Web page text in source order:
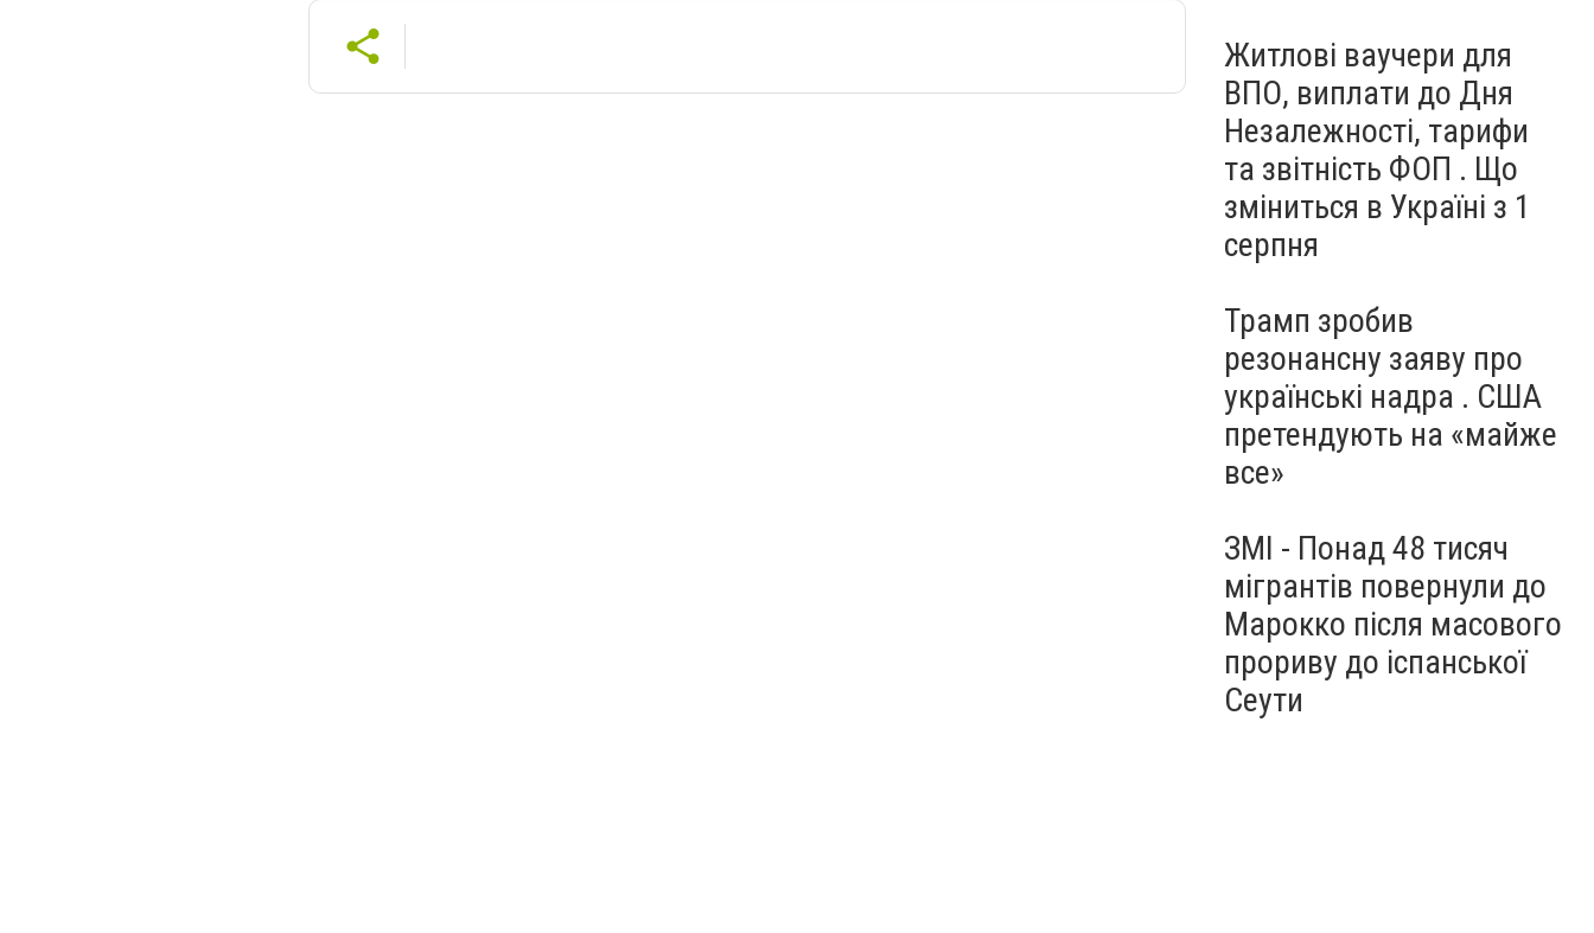
Житлові ваучери для
ВПО, виплати до Дня
Незалежності, тарифи
та звітність ФОП . Що
зміниться в Україні з 1
серпня
Трамп зробив
резонансну заяву про
українські надра . США
претендують на «майже
все»
ЗМІ - Понад 48 тисяч
мігрантів повернули до
Марокко після масового
прориву до іспанської
Сеути